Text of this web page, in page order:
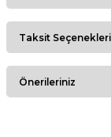
Taksit Seçenekleri
Önerileriniz